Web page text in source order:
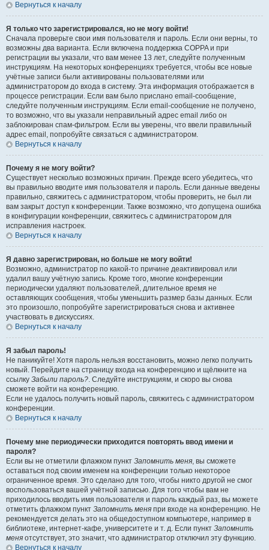
Вернуться к началу
Я только что зарегистрировался, но не могу войти!
Сначала проверьте свои имя пользователя и пароль. Если они верны, то
возможны два варианта. Если включена поддержка COPPA и при
регистрации вы указали, что вам менее 13 лет, следуйте полученным
инструкциям. На некоторых конференциях требуется, чтобы все новые
учётные записи были активированы пользователями или
администратором до входа в систему. Эта информация отображается в
процессе регистрации. Если вам было прислано email-сообщение,
следуйте полученным инструкциям. Если email-сообщение не получено,
то возможно, что вы указали неправильный адрес email либо он
заблокирован спам-фильтром. Если вы уверены, что ввели правильный
адрес email, попробуйте связаться с администратором.
Вернуться к началу
Почему я не могу войти?
Существует несколько возможных причин. Прежде всего убедитесь, что
вы правильно вводите имя пользователя и пароль. Если данные введены
правильно, свяжитесь с администратором, чтобы проверить, не был ли
вам закрыт доступ к конференции. Также возможно, что допущена ошибка
в конфигурации конференции, свяжитесь с администратором для
исправления настроек.
Вернуться к началу
Я давно зарегистрирован, но больше не могу войти!
Возможно, администратор по какой-то причине деактивировал или
удалил вашу учётную запись. Кроме того, многие конференции
периодически удаляют пользователей, длительное время не
оставляющих сообщения, чтобы уменьшить размер базы данных. Если
это произошло, попробуйте зарегистрироваться снова и активнее
участвовать в дискуссиях.
Вернуться к началу
Я забыл пароль!
Не паникуйте! Хотя пароль нельзя восстановить, можно легко получить
новый. Перейдите на страницу входа на конференцию и щёлкните на
ссылку Забыли пароль?. Следуйте инструкциям, и скоро вы снова
сможете войти на конференцию.
Если не удалось получить новый пароль, свяжитесь с администратором
конференции.
Вернуться к началу
Почему мне периодически приходится повторять ввод имени и
пароля?
Если вы не отметили флажком пункт Запомнить меня, вы сможете
оставаться под своим именем на конференции только некоторое
ограниченное время. Это сделано для того, чтобы никто другой не смог
воспользоваться вашей учётной записью. Для того чтобы вам не
приходилось вводить имя пользователя и пароль каждый раз, вы можете
отметить флажком пункт Запомнить меня при входе на конференцию. Не
рекомендуется делать это на общедоступном компьютере, например в
библиотеке, интернет-кафе, университете и т. д. Если пункт Запомнить
меня отсутствует, это значит, что администратор отключил эту функцию.
Вернуться к началу